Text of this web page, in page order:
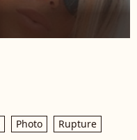
Photo Rupture